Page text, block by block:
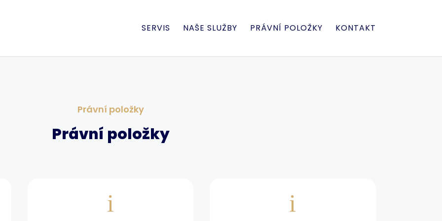
SERVIS NAŠE SLUŽBY PRÁVNÍ POLOŽKY KONTAKT
Právní položky
Právní položky
i i